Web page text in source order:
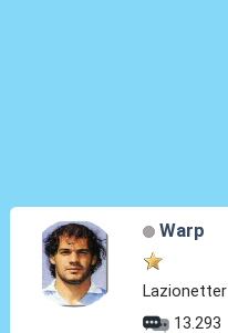
Warp
Lazionetter
13.293